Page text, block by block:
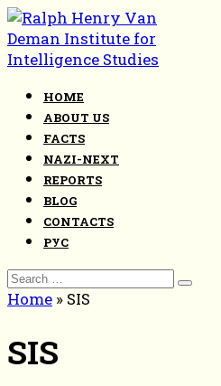
Skip
to
content
HOME
ABOUT US
FACTS
NAZI-NEXT
REPORTS
BLOG
CONTACTS
РУС
Search
for:
Home » SIS
SIS